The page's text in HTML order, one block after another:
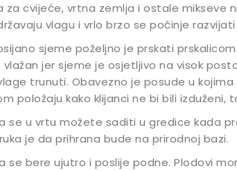
za cvijeće, vrtna zemlja i ostale mikseve
vlagu i vrlo brzo se počinje razvijati
sjeme poželjno je prskati
vlažan jer sjeme je osjetljivo na visok
trunuti. Obavezno je posude u
položaju kako klijanci ne bi bili izduženi,
se u vrtu možete saditi u gredice kada
je da prihrana bude na prirodnoj bazi.
se bere ujutro i poslije podne. Plodovi